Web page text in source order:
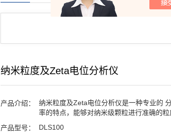
纳米粒度及Zeta电位分析仪
产品介绍：
纳米粒度及Zeta电位分析仪是一种专业的
率的特点，能够对纳米级颗粒进行准确的粒
产品型号： DLS100